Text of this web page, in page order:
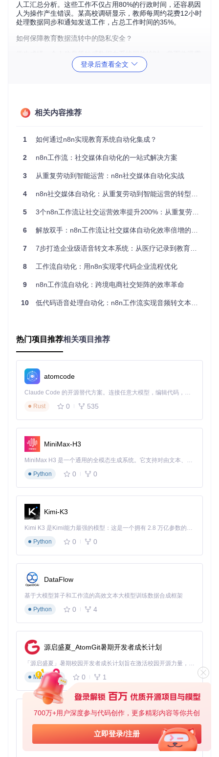
700万+用户深度参与代码创作，更多精彩内容等你共创
立即登录/注册
人工汇总分析。这些工作不仅占用80%的行政时间，还容易因
人为操作产生错误。某高校调研显示，教师每周约花费12小时
处理数据同步和通知发送工作，占总工作时间的35%。
如何保障教育数据流转中的隐私安全？
风险。传统手动导出导入方式不仅效率低下，还可能违反《教
育数据安全管理办法》。某地区教育局曾因Excel成绩表误发
如何通过开放式API连接器实现跨系统集成？
n8n的开放式API连接器支持与90%以上的学习管理系统（LM
S）、学生信息系统（SIS）和教育工具进行无缝对接。通过可
视化配置界面，无需编写代码即可建立数据传输通道，实现课
程信息、学生数据和成绩记录的自动同步。该连接器已内置20
0+教育系统的API模板，平均配置时间仅需15分钟。
h2.0认证方式，并定期轮换访问凭证。
如何利用多渠道通知引擎提升沟通效率？
n8n的多渠道通知引擎支持同时向邮件、短信、校园APP和即
时通讯工具推送消息。教师可预设通知模板，根据学生选课情
况自动发送个性化课程提醒。系统支持按课程、年级、专业等
维度进行精准推送，消息送达率提升至98%，响应时间缩短6
0%。
如何5分钟搭建成绩同步自动化流程？
触发配置
：选择"定时触发"节点，设置每周五下午5点执行
数据处理：使用"数据转换"节点，按学生ID匹配不同系统
的格式要求
多渠道分发 ：通过"多渠道通知引擎"，向家长发送成绩通
知，同时同步至校园ERP系统
整个流程无需编写代码，通过拖拽节点即可完成配置，平均节
省教师每周4小时成绩处理时间。
如何实现教育数据隐私保护？
n8n提供端到端数据加密和细粒度权限控制：
支持数据脱敏处理，自动屏蔽身份证号、家庭住址等敏感字
提供操作审计日志，记录所有数据访问行为
符合《教育信息化2.0行动计划》数据安全要求
教育价值延伸
基于n8n的自动化能力，教育机构可构建统一数据中台：
整合分散在各系统的教学数据，建立标准化数据模型
趋势
生成个性化学习路径推荐和教学改进建议
支持校长驾驶舱实时监控教学质量指标
官方教育解决方案文档提供了完整实施指南：solutions/educa
教育自动化的未来展望
随着AI技术与教育场景的深度融合，n8n将进一步拓展以下能
基于自然语言处理的智能答疑机器人
学习效果预测与干预系统
登录后查看全文
相关内容推荐
1 如何通过n8n实现教育系统自动化集成？
2 n8n工作流：社交媒体自动化的一站式解决方案
3 从重复劳动到智能运营：n8n社交媒体自动化实战
4 n8n社交媒体自动化：从重复劳动到智能运营的转型之路
5 3个n8n工作流让社交运营效率提升200%：从重复劳动到智能自动化
6 解放双手：n8n工作流让社交媒体自动化效率倍增的实战指南
7 7步打造企业级语音转文本系统：从医疗记录到教育内容的全场景自动化方案
8 工作流自动化：用n8n实现零代码企业流程优化
9 n8n工作流自动化：跨境电商社交矩阵的效率革命
10 低代码语音处理自动化：n8n工作流实现音频转文本高效集成
热门项目推荐相关项目推荐
atomcode
Claude Code 的开源替代方案。连接任意大模型，编辑代码，运行命令，自动验证 — 全自动执行。用 Rust 构建，极致性能。 ｜ An open-source alternative to Claude Code. Connect any LLM, edit code, run commands, and verify changes — autonomously. Built in Rust for speed. Get Started
Rust
0 535
MiniMax-H3
MiniMax H3 是一个通用的全模态生成系统。它支持对由文本、图像、视频和音频组成的多模态上下文进行统一理解，并能生成分辨率高达 2K、时长可达 15 秒的带原生立体声音频的视频。得益于面向任务泛化的系统设计，H3 在预训练阶段就已具备广泛的多模态上下文理解与生成能力，能够出色地执行复杂的多模态指令。
Python
0 0
Kimi-K3
Kimi K3 是Kimi能力最强的模型：这是一个拥有 2.8 万亿参数的混合专家（MoE）模型，具备原生视觉理解能力，并支持 100 万 token 的上下文窗口。
Python
0 0
DataFlow
基于大模型算子和工作流的高效文本大模型训练数据合成框架
Python
0 4
源启盛夏_AtomGit暑期开发者成长计划
「源启盛夏」暑期校园开发者成长计划旨在激活校园开源力量，通过积分激励、认证扶持、资源倾斜等形式，引导高校组织和开发者完成「入驻 — 建项目 — 做贡献 — 获认证 — 得资源」的完整闭环。无论你是想带领社团入驻平台的组织者，还是希望用代码贡献证明自己的开发者，都能在这里找到属于你的成长路径。
Markdown
0 1
py-xiaozhi
基于Python的Xiaozhi AI，适用于想要完整Xiaozhi体验而无需拥有专用硬件的用户。
Python
0 1